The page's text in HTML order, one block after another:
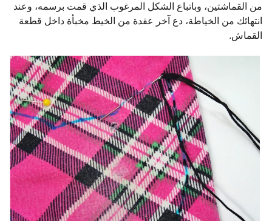
من القماشتين، وباتباع الشكل المرغوب الذي قمت برسمه، وعند
انتهائك من الخياطة، دع آخر عقدة من الخيط مخبأة داخل قطعة
القماش.